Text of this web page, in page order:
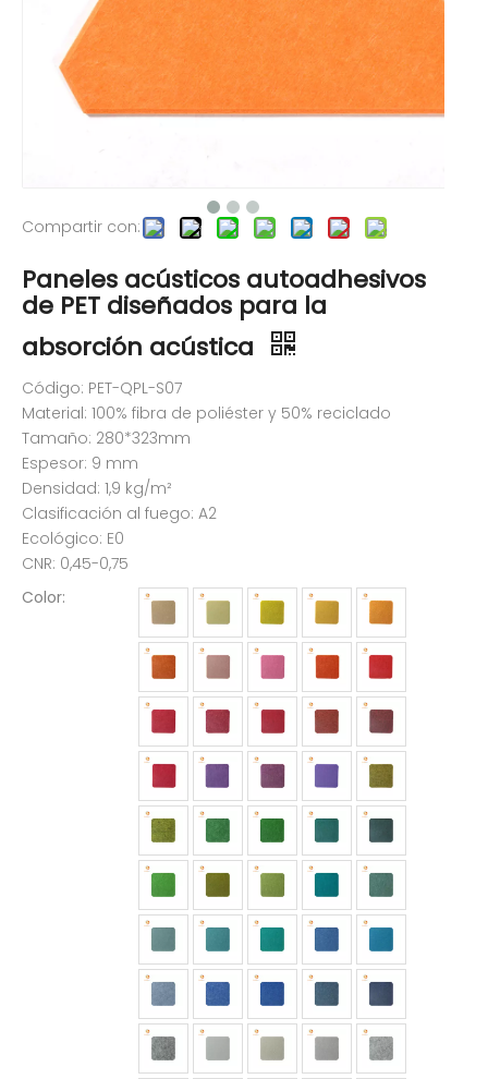
Compartir con:
Paneles acústicos autoadhesivos
de PET diseñados para la
absorción acústica
Código: PET-QPL-S07
Material: 100% fibra de poliéster y 50% reciclado
Tamaño: 280*323mm
Espesor: 9 mm
Densidad: 1,9 kg/m²
Clasificación al fuego: A2
Ecológico: E0
CNR: 0,45-0,75
Color: